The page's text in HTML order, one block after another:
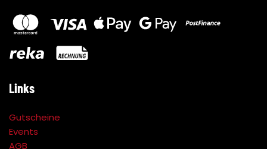
Links
Gutscheine
Events
AGB